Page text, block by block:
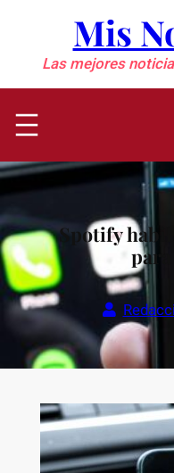
contenido
Mis
Las mejores
Spotify
para